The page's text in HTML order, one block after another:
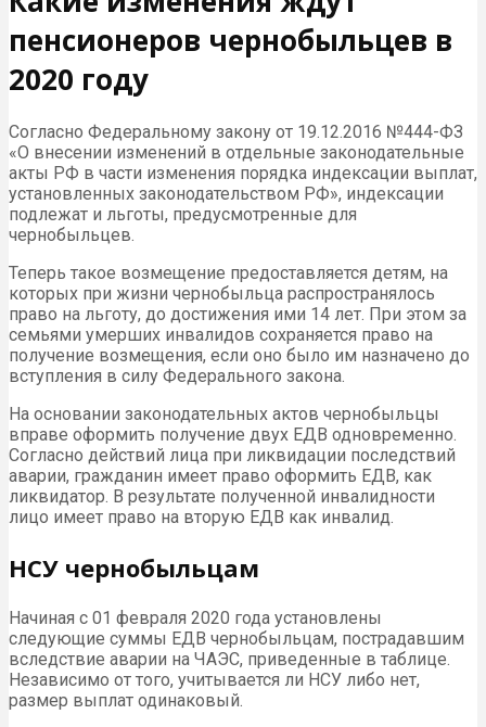
пенсионеров чернобыльцев в
2020 году
Согласно Федеральному закону от 19.12.2016 №444-ФЗ
«О внесении изменений в отдельные законодательные
акты РФ в части изменения порядка индексации выплат,
установленных законодательством РФ», индексации
подлежат и льготы, предусмотренные для
чернобыльцев.
Теперь такое возмещение предоставляется детям, на
которых при жизни чернобыльца распространялось
право на льготу, до достижения ими 14 лет. При этом за
семьями умерших инвалидов сохраняется право на
получение возмещения, если оно было им назначено до
вступления в силу Федерального закона.
На основании законодательных актов чернобыльцы
вправе оформить получение двух ЕДВ одновременно.
Согласно действий лица при ликвидации последствий
аварии, гражданин имеет право оформить ЕДВ, как
ликвидатор. В результате полученной инвалидности
лицо имеет право на вторую ЕДВ как инвалид.
НСУ чернобыльцам
Начиная с 01 февраля 2020 года установлены
следующие суммы ЕДВ чернобыльцам, пострадавшим
вследствие аварии на ЧАЭС, приведенные в таблице.
Независимо от того, учитывается ли НСУ либо нет,
размер выплат одинаковый.